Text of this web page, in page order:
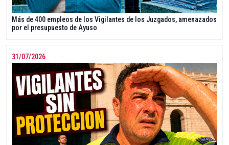
Más de 400 empleos de los Vigilantes de los Juzgados, amenazados
por el presupuesto de Ayuso
31/07/2026